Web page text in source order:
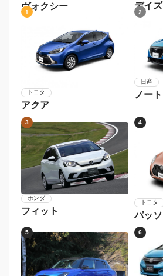
ヴォクシー デイズ
1
トヨタ
アクア
2
日産
ノート
3
ホンダ
フィット
4
トヨタ
パッソ
5 6